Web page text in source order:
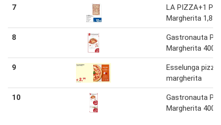
7
LA PIZZA+1
Margherita 1,8
8
Gastronauta
Margherita 400 g
9
Esselunga pizza
margherita
10
Gastronauta
Margherita 400 g